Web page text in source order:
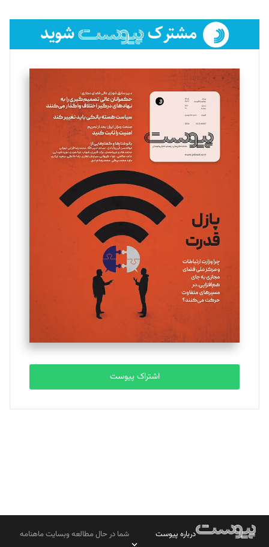
فائزه فتحی رستمی
تحریریه
سروش کرمیان
تحریریه
مینا پاکدل
یسنا امان‌پور
تحریریه
ملینا جعفری
تحریریه
مصطفی مسجدی آرانی
تحریریه
بابک نقاش
تحریریه
اشتراک پیوست
درباره پیوست
شما در حال مطالعه وبسایت ماهنامه